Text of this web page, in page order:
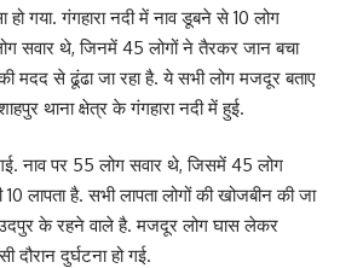
हो गया. गंगहारा नदी में नाव डूबने से 10 लोग
सवार थे, जिनमें 45 लोगों ने तैरकर जान बचा
की मदद से ढूंढा जा रहा है. ये सभी लोग मजदूर बताए
थाना क्षेत्र के गंगहारा नदी में हुई.
नाव पर 55 लोग सवार थे, जिसमें 45 लोग
लापता है. सभी लापता लोगों की खोजबीन की जा
के रहने वाले है. मजदूर लोग घास लेकर
दौरान दुर्घटना हो गई.